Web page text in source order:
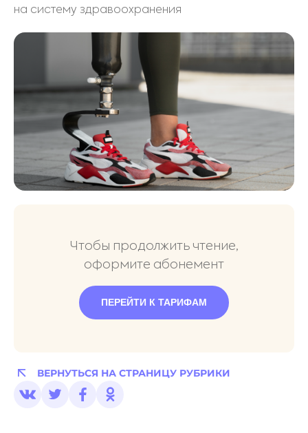
на систему здравоохранения
Чтобы продолжить чтение,
оформите абонемент
ПЕРЕЙТИ К ТАРИФАМ
ВЕРНУТЬСЯ НА СТРАНИЦУ РУБРИКИ